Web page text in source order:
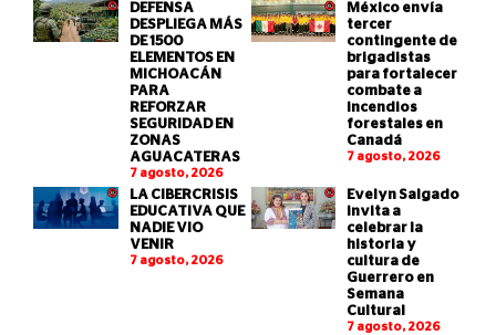
DEFENSA
DESPLIEGA MÁS
DE 1500
ELEMENTOS EN
MICHOACÁN
PARA
REFORZAR
SEGURIDAD EN
ZONAS
AGUACATERAS
7 agosto, 2026
México envía
tercer
contingente de
brigadistas
para fortalecer
combate a
incendios
forestales en
Canadá
7 agosto, 2026
LA CIBERCRISIS
EDUCATIVA QUE
NADIE VIO
VENIR
7 agosto, 2026
Evelyn Salgado
invita a
celebrar la
historia y
cultura de
Guerrero en
Semana
Cultural
7 agosto, 2026